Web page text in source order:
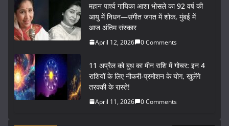
महान पार्श्व गायिका आशा भोसले का 92 वर्ष की
आयु में निधन—संगीत जगत में शोक, मुंबई में
आज अंतिम संस्कार
April 12, 2026 0 Comments
11 अप्रैल को बुध का मीन राशि में गोचर: इन 4
राशियों के लिए नौकरी-प्रमोशन के योग, खुलेंगे
तरक्की के रास्ते!
April 11, 2026 0 Comments